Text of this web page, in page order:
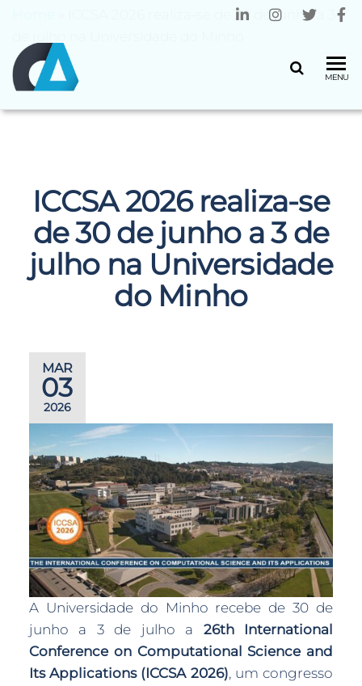
MENU
ICCSA 2026 realiza-se de 30 de junho a 3
ICCSA 2026 realiza-se
de 30 de junho a 3 de
julho na Universidade
do Minho
MAR
03
2026
A Universidade do Minho recebe de 30 de
junho a 3 de julho a 26th International
Conference on Computational Science and
Its Applications (ICCSA 2026), um congresso